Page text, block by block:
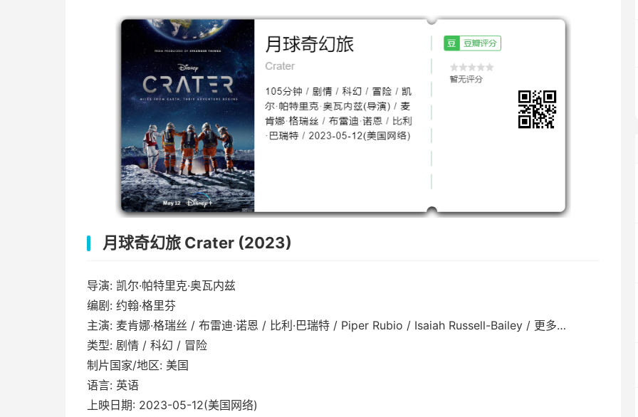
月球奇幻旅 Crater (2023)
导演: 凯尔·帕特里克·奥瓦内兹
编剧: 约翰·格里芬
主演: 麦肯娜·格瑞丝 / 布雷迪·诺恩 / 比利·巴瑞特 / Piper Rubio / Isaiah Russell-Bailey / 更多…
类型: 剧情 / 科幻 / 冒险
制片国家/地区: 美国
语言: 英语
上映日期: 2023-05-12(美国网络)